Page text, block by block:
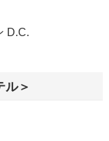
D.C.
ル＞